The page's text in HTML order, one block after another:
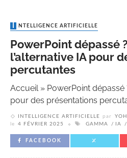
INTELLIGENCE ARTIFICIELLE
PowerPoint dépassé
l’alternative IA pour
percutantes
Accueil» PowerPoint dépassé
pour des présentations
INTELLIGENCE ARTIFICIELLE par
le
4 FÉVRIER 2025 GAMMA IA
FACEBOOK